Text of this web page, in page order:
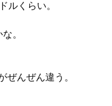
ルくらい。
。
ぜんぜん違う。